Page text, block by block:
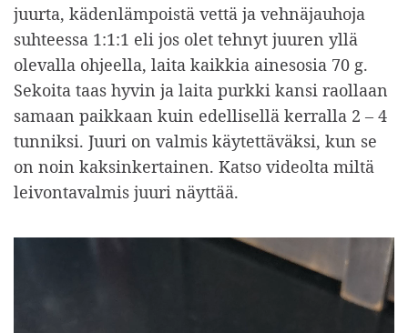
juurta, kädenlämpoistä vettä ja vehnäjauhoja
suhteessa 1:1:1 eli jos olet tehnyt juuren yllä
olevalla ohjeella, laita kaikkia ainesosia 70 g.
Sekoita taas hyvin ja laita purkki kansi raollaan
samaan paikkaan kuin edellisellä kerralla 2 – 4
tunniksi. Juuri on valmis käytettäväksi, kun se
on noin kaksinkertainen. Katso videolta miltä
leivontavalmis juuri näyttää.